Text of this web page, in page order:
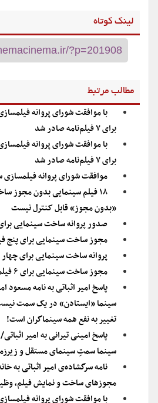
لینک کوتاه
مطالب مرتبط
با موافقت شورای پروانه
برای ۷ فیلم‌‌نامه صادر شد
با موافقت شورای پروانه
برای ۷ فیلم‌‌نامه صادر شد
موافقت شورای پروانه فیلمسازی
۱۸ فیلم سینمایی بدون مجوز
«بدون مجوز» قابل کنترل نیست
صدور پروانه ساخت سینمایی برای ۶
مجوز ساخت سینمایی برای پنج
پروانه ساخت سینمایی برای
مجوز ساخت سینمایی برای ۶ فیلمنامه صادر شد
پاسخ امیر اثباتی به نامه مسعود
سینما «ایستادن» در یک سمت
تغییر به نفع همه سینماگران است!
پاسخ امینی تیرانی به امیر
سینما سمتِ سینمای مستقل و
نامه سرگشاده‌ی امیر اثباتی به
مجوزهای ساخت و نمایش فیلم،
با موافقت شورای پروانه